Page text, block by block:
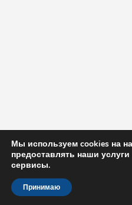
Мы используем cookies на
предоставлять наши
сервисы.
Принимаю